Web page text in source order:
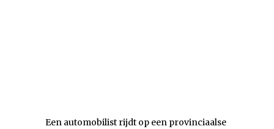
Een automobilist rijdt op een provinciaalse